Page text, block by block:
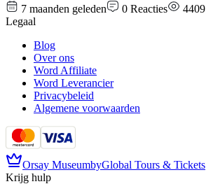
7 maanden geleden
0 Reacties 4409
Legaal
Blog
Over ons
Word Affiliate
Word Leverancier
Privacybeleid
Algemene voorwaarden
Orsay MuseumbyGlobal Tours & Tickets
Krijg hulp